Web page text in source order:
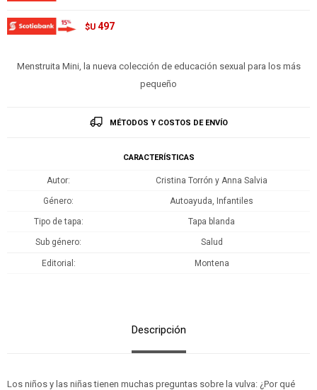
$U 497
Menstruita Mini, la nueva colección de educación sexual para los más
pequeño
MÉTODOS Y COSTOS DE ENVÍO
CARACTERÍSTICAS
Autor Cristina Torrón y Anna Salvia
Género Autoayuda, Infantiles
Tipo de tapa Tapa blanda
Sub género Salud
Editorial Montena
Descripción
Los niños y las niñas tienen muchas preguntas sobre la vulva: ¿Por qué